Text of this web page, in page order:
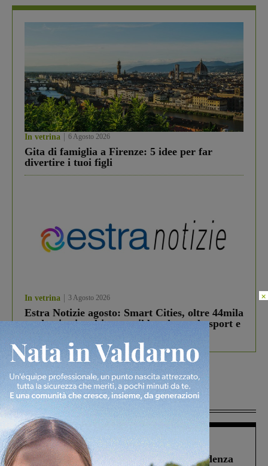
In vetrina 6 Agosto 2026
Gita di famiglia a Firenze: 5 idee per far
divertire i tuoi figli
In vetrina 3 Agosto 2026
Estra Notizie agosto: Smart Cities, oltre 44mila
studenti coinvolti, torna il bando per lo sport e
debutta il podcast Estrair
Più lette
Figline Incisa Valdarno 1 Agosto 2026
Piscina di Figline finanziata oltre la scadenza
×